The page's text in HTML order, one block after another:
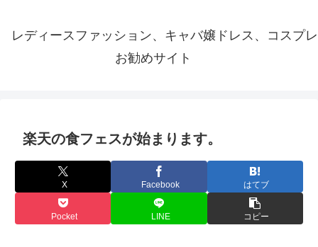
レディースファッション、キャバ嬢ドレス、コスプレ
お勧めサイト
楽天の食フェスが始まります。
X Facebook はてブ
Pocket LINE コピー